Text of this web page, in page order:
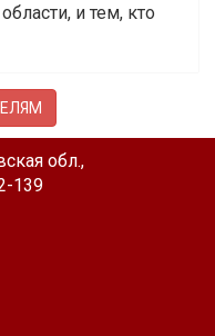
и тем, кто
обл.,
139